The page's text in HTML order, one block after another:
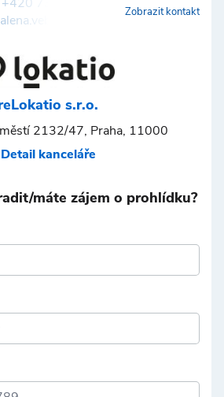
Zobrazit kontakt
s.r.o.
2132/47, Praha, 11000
Detail kanceláře
máte zájem o prohlídku?